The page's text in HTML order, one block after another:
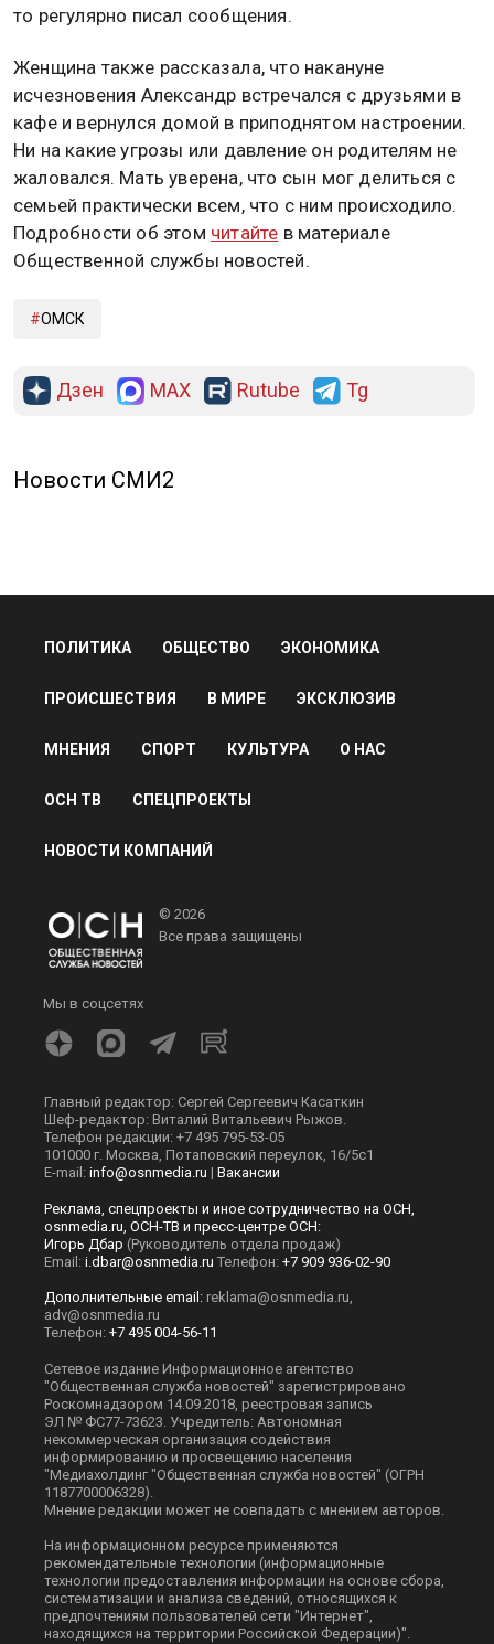
то регулярно писал сообщения.
Женщина также рассказала, что накануне
исчезновения Александр встречался с друзьями в
кафе и вернулся домой в приподнятом настроении.
Ни на какие угрозы или давление он родителям не
жаловался. Мать уверена, что сын мог делиться с
семьей практически всем, что с ним происходило.
Подробности об этом читайте в материале
Общественной службы новостей.
ОМСК
Дзен MAX Rutube Tg
Новости СМИ2
ПОЛИТИКА ОБЩЕСТВО ЭКОНОМИКА
ПРОИСШЕСТВИЯ В МИРЕ ЭКСКЛЮЗИВ
МНЕНИЯ СПОРТ КУЛЬТУРА О НАС
ОСН ТВ СПЕЦПРОЕКТЫ
НОВОСТИ КОМПАНИЙ
© 2026
Все права защищены
Мы в соцсетях
Главный редактор: Сергей Сергеевич Касаткин
Шеф-редактор: Виталий Витальевич Рыжов.
Телефон редакции: +7 495 795-53-05
101000 г. Москва, Потаповский переулок, 16/5с1
E-mail: info@osnmedia.ru | Вакансии
Реклама, спецпроекты и иное сотрудничество на ОСН,
osnmedia.ru, ОСН-ТВ и пресс-центре ОСН:
Игорь Дбар (Руководитель отдела продаж)
Email: i.dbar@osnmedia.ru Телефон: +7 909 936-02-90
Дополнительные email: reklama@osnmedia.ru,
adv@osnmedia.ru
Телефон: +7 495 004-56-11
Сетевое издание Информационное агентство
"Общественная служба новостей" зарегистрировано
Роскомнадзором 14.09.2018, реестровая запись
ЭЛ № ФС77-73623. Учредитель: Автономная
некоммерческая организация содействия
информированию и просвещению населения
"Медиахолдинг "Общественная служба новостей" (ОГРН
1187700006328).
Мнение редакции может не совпадать с мнением авторов.
На информационном ресурсе применяются
рекомендательные технологии (информационные
технологии предоставления информации на основе сбора,
систематизации и анализа сведений, относящихся к
предпочтениям пользователей сети "Интернет",
находящихся на территории Российской Федерации)".